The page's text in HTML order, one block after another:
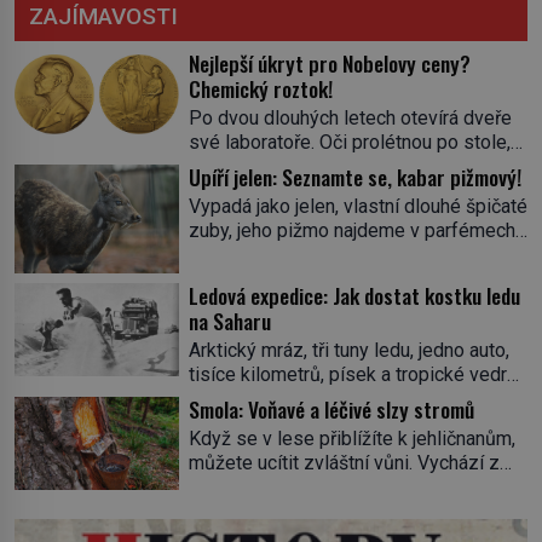
ZAJÍMAVOSTI
Nejlepší úkryt pro Nobelovy ceny?
Chemický roztok!
Po dvou dlouhých letech otevírá dveře
své laboratoře. Oči prolétnou po stole,
aby pak ulpěly na regálu, kde se nachází
všemožné látky. Hledá žluto-oranžovou
tekutinu, jakmile ji zahlédne, nesmírně
se mu uleví. Teď může svůj plán
skrývá směs s názvem lučavka
královská. Svůj přídomek nemá pro nic
za nic, […]
Upíří jelen: Seznamte se, kabar pižmový!
Vypadá jako jelen, vlastní dlouhé špičaté
zuby, jeho pižmo najdeme v parfémech
jediného zástupce zvířecí říše – kabara
pižmového. V Evropě ho jako první
popíše švédský botanik Carl Linné
(1707–1778), jenže v Asii o něm ví už
celá staletí. Zvíře připomíná jelena,
v kohoutku dosahuje […]
Ledová expedice: Jak dostat kostku ledu
na Saharu
Arktický mráz, tři tuny ledu, jedno auto,
tisíce kilometrů, písek a tropické vedro.
To je ve zkratce zdánlivě nesplnitelná
výzva, která se promění v úžasné
dobrodružství a důkaz, že nic není
nemožné. Vše začíná na podzim 1958
neobvyklou výzvou. Tomu, kdo dokáže
Smola: Voňavé a léčivé slzy stromů
Když se v lese přiblížíte k jehličnanům,
můžete ucítit zvláštní vůni. Vychází z
právě v ní je síla stromu. Smola také